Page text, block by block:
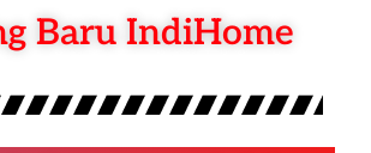
Baru IndiHome